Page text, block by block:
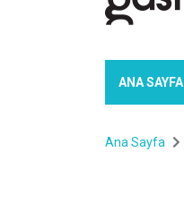
ANA SAYFA
Ana Sayfa